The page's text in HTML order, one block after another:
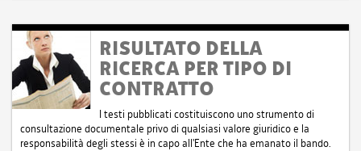
RISULTATO DELLA
RICERCA PER TIPO DI
CONTRATTO
I testi pubblicati costituiscono uno strumento di
consultazione documentale privo di qualsiasi valore giuridico e la
responsabilità degli stessi è in capo all'Ente che ha emanato il bando.